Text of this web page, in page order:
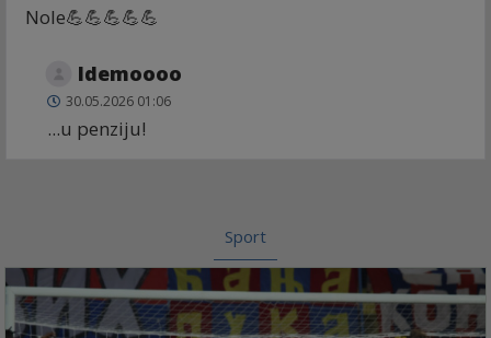
Nole💪💪💪💪💪
Idemoooo
30.05.2026 01:06
...u penziju!
Sport